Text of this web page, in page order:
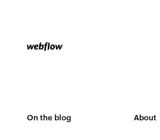
On the blog About